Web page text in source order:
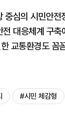
중심의 시민안
대응체계 구
교통환경도 꼼
#시민 체감형